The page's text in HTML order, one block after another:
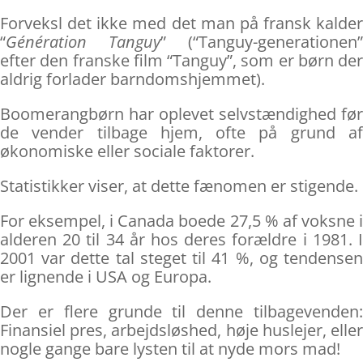
Forveksl det ikke med det man på fransk kalder
“Génération Tanguy” (“Tanguy-generationen”
efter den franske film “Tanguy”, som er børn der
aldrig forlader barndomshjemmet).
Boomerangbørn har oplevet selvstændighed før
de vender tilbage hjem, ofte på grund af
økonomiske eller sociale faktorer.
Statistikker viser, at dette fænomen er stigende.
For eksempel, i Canada boede 27,5 % af voksne i
alderen 20 til 34 år hos deres forældre i 1981. I
2001 var dette tal steget til 41 %, og tendensen
er lignende i USA og Europa.
Der er flere grunde til denne tilbagevenden:
Finansiel pres, arbejdsløshed, høje huslejer, eller
nogle gange bare lysten til at nyde mors mad!